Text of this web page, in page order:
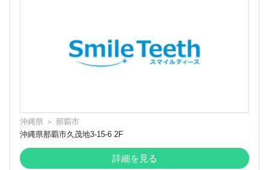
沖縄県 ＞ 那覇市
沖縄県那覇市久茂地3-15-6 2F
詳細を見る